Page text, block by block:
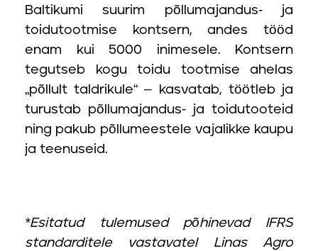
Baltikumi suurim põllumajandus- ja
toidutootmise kontsern, andes tööd
enam kui 5000 inimesele. Kontsern
tegutseb kogu toidu tootmise ahelas
„põllult taldrikule“ – kasvatab, töötleb ja
turustab põllumajandus- ja toidutooteid
ning pakub põllumeestele vajalikke kaupu
ja teenuseid.
*Esitatud tulemused põhinevad IFRS
standarditele vastavatel Linas Agro